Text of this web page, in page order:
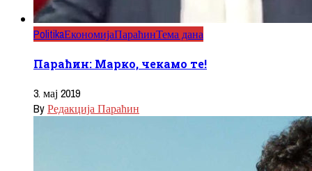
PolitikaЕкономијаПараћинТема дана
Параћин: Марко, чекамо те!
3. мај 2019
ByРедакција Параћин